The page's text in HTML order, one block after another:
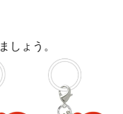
しょう。